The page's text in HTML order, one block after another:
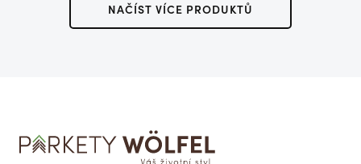
NAČÍST VÍCE PRODUKTŮ